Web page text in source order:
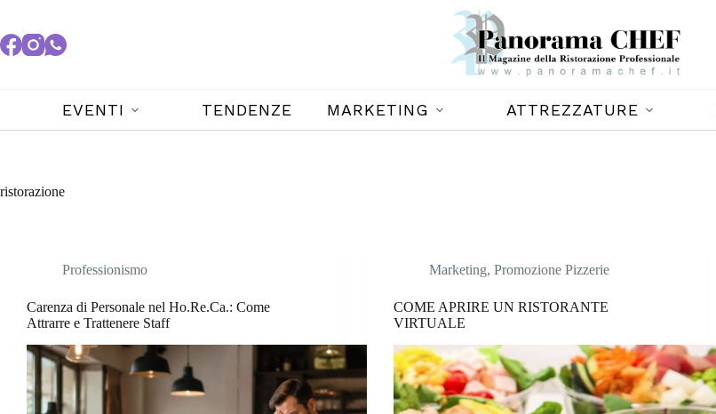
EVENTI TENDENZE MARKETING ATTREZZATURE
ristorazione
Professionismo
Carenza di Personale nel Ho.Re.Ca.: Come
Attrarre e Trattenere Staff
Marketing,Promozione Pizzerie
COME APRIRE UN RISTORANTE
VIRTUALE